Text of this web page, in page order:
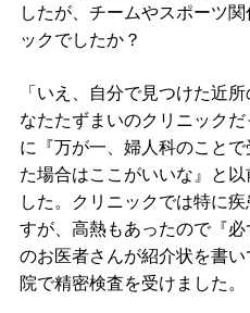
したが、チームやスポーツ
ックでしたか？
「いえ、自分で見つけた近
なたたずまいのクリニック
に『万が一、婦人科のこと
た場合はここがいいな』と
した。クリニックでは特に
すが、高熱もあったので『
のお医者さんが紹介状を書
院で精密検査を受けました。